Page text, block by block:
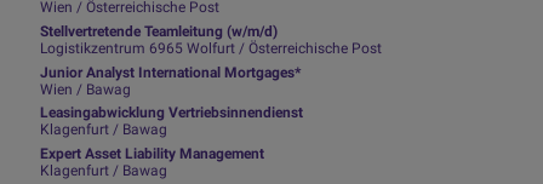
Wien / Österreichische Post
Stellvertretende Teamleitung (w/m/d)
Logistikzentrum 6965 Wolfurt / Österreichische Post
Junior Analyst International Mortgages*
Wien / Bawag
Leasingabwicklung Vertriebsinnendienst
Klagenfurt / Bawag
Expert Asset Liability Management
Klagenfurt / Bawag